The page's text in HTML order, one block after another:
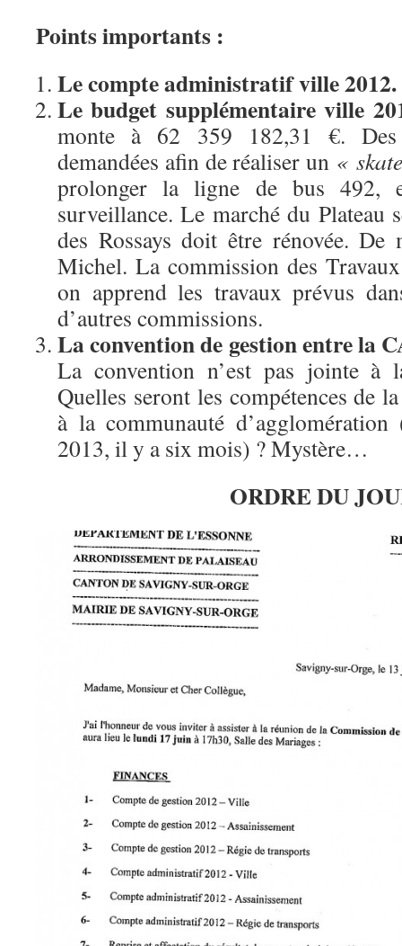
Points importants :
Le compte administratif ville 2012.
Le budget supplémentaire ville
monte à 62 359 182,31 €. Des
demandées afin de réaliser un «
prolonger la ligne de bus 492,
surveillance. Le marché du Plateau
des Rossays doit être rénovée. De
Michel. La commission des
on apprend les travaux prévus
d’autres commissions.
La convention de gestion entre la
La convention n’est pas jointe à
Quelles seront les compétences de
à la communauté
2013, il y a six mois) ? Mystère…
ORDRE DU